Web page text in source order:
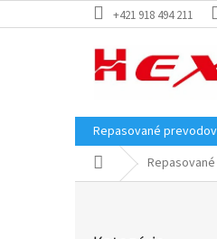
na
+421 918 494 211
Repasované
Domov